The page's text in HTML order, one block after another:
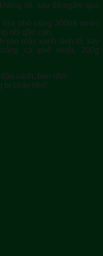
vỏ, sau đó ngâm qua
lửa nhỏ cùng 300ml nước
nồi gần cạn.
vào máy xanh sinh tố, xay
cà phê muối, 200g
xanh, bạn nhớ
bị cháy nhé!